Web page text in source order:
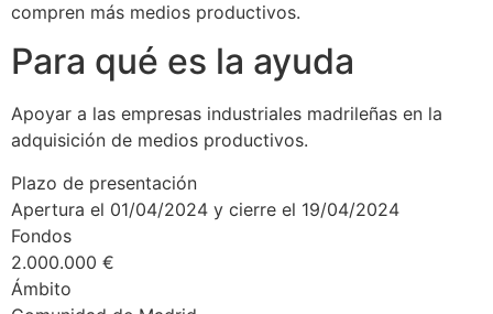
compren más medios productivos.
Para qué es la ayuda
Apoyar a las empresas industriales madrileñas en la
adquisición de medios productivos.
Plazo de presentación
Apertura el 01/04/2024 y cierre el 19/04/2024
Fondos
2.000.000 €
Ámbito